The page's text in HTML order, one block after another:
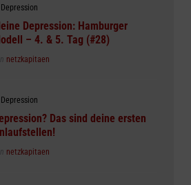
Depression
Depression: Hamburger
– 4. & 5. Tag (#28)
netzkapitaen
Depression
Das sind deine ersten
netzkapitaen